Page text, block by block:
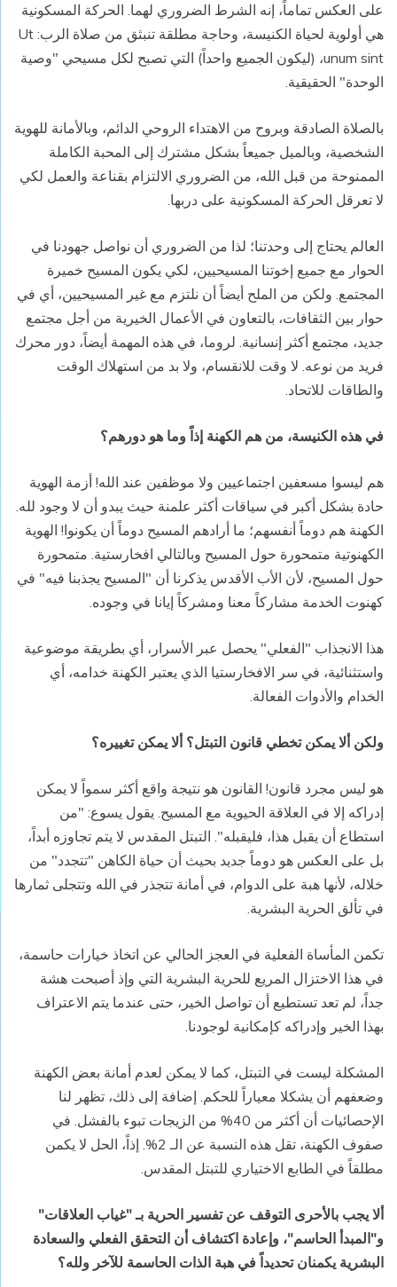
على العكس تماماً، إنه الشرط الضروري لهما. الحركة المسكونية
هي أولوية لحياة الكنيسة، وحاجة مطلقة تنبثق من صلاة الرب: Ut
unum sint، (ليكون الجميع واحداً) التي تصبح لكل مسيحي "وصية
الوحدة" الحقيقية.
بالصلاة الصادقة وبروح من الاهتداء الروحي الدائم، وبالأمانة للهوية
الشخصية، وبالميل جميعاً بشكل مشترك إلى المحبة الكاملة
الممنوحة من قبل الله، من الضروري الالتزام بقناعة والعمل لكي
لا تعرقل الحركة المسكونية على دربها.
العالم يحتاج إلى وحدتنا؛ لذا من الضروري أن نواصل جهودنا في
الحوار مع جميع إخوتنا المسيحيين، لكي يكون المسيح خميرة
المجتمع. ولكن من الملح أيضاً أن نلتزم مع غير المسيحيين، أي في
حوار بين الثقافات، بالتعاون في الأعمال الخيرية من أجل مجتمع
جديد، مجتمع أكثر إنسانية. لروما، في هذه المهمة أيضاً، دور محرك
فريد من نوعه. لا وقت للانقسام، ولا بد من استهلاك الوقت
والطاقات للاتحاد.
في هذه الكنيسة، من هم الكهنة إذاً وما هو دورهم؟
هم ليسوا مسعفين اجتماعيين ولا موظفين عند الله! أزمة الهوية
حادة بشكل أكبر في سياقات أكثر علمنة حيث يبدو أن لا وجود لله.
الكهنة هم دوماً أنفسهم؛ ما أرادهم المسيح دوماً أن يكونوا! الهوية
الكهنوتية متمحورة حول المسيح وبالتالي افخارستية. متمحورة
حول المسيح، لأن الأب الأقدس يذكرنا أن "المسيح يجذبنا فيه" في
كهنوت الخدمة مشاركاً معنا ومشركاً إيانا في وجوده.
هذا الانجذاب "الفعلي" يحصل عبر الأسرار، أي بطريقة موضوعية
واستثنائية، في سر الافخارستيا الذي يعتبر الكهنة خدامه، أي
الخدام والأدوات الفعالة.
ولكن ألا يمكن تخطي قانون التبتل؟ ألا يمكن تغييره؟
هو ليس مجرد قانون! القانون هو نتيجة واقع أكثر سمواً لا يمكن
إدراكه إلا في العلاقة الحيوية مع المسيح. يقول يسوع: "من
استطاع أن يقبل هذا، فليقبله". التبتل المقدس لا يتم تجاوزه أبداً،
بل على العكس هو دوماً جديد بحيث أن حياة الكاهن "تتجدد" من
خلاله، لأنها هبة على الدوام، في أمانة تتجذر في الله وتتجلى ثمارها
في تألق الحرية البشرية.
تكمن المأساة الفعلية في العجز الحالي عن اتخاذ خيارات حاسمة،
في هذا الاختزال المريع للحرية البشرية التي وإذ أصبحت هشة
جداً، لم تعد تستطيع أن تواصل الخير، حتى عندما يتم الاعتراف
بهذا الخير وإدراكه كإمكانية لوجودنا.
المشكلة ليست في التبتل، كما لا يمكن لعدم أمانة بعض الكهنة
وضعفهم أن يشكلا معياراً للحكم. إضافة إلى ذلك، تظهر لنا
الإحصائيات أن أكثر من 40% من الزيجات تبوء بالفشل. في
صفوف الكهنة، تقل هذه النسبة عن الـ 2%. إذاً، الحل لا يكمن
مطلقاً في الطابع الاختياري للتبتل المقدس.
ألا يجب بالأحرى التوقف عن تفسير الحرية بـ "غياب العلاقات"
و"المبدأ الحاسم"، وإعادة اكتشاف أن التحقق الفعلي والسعادة
البشرية يكمنان تحديداً في هبة الذات الحاسمة للآخر ولله؟